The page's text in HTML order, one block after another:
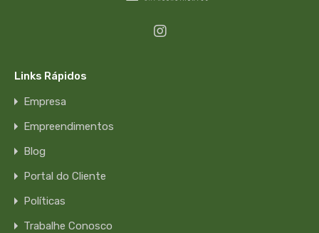
Links Rápidos
Empresa
Empreendimentos
Blog
Portal do Cliente
Políticas
Trabalhe Conosco